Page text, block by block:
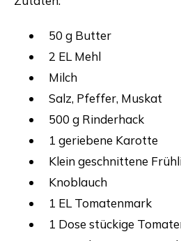
50 g Butter
2 EL Mehl
Milch
Salz, Pfeffer, Muskat
500 g Rinderhack
1 geriebene Karotte
Klein geschnittene
Knoblauch
1 EL Tomatenmark
1 Dose stückige